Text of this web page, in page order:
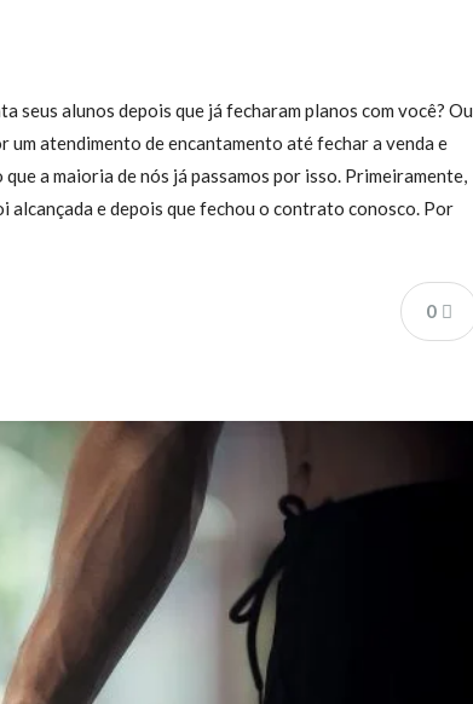
alunos depois que já fecharam planos com você? Ou
um atendimento de encantamento até fechar a venda e
a maioria de nós já passamos por isso. Primeiramente,
e depois que fechou o contrato conosco. Por
0